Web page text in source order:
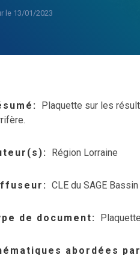
le 13/01/2023
Plaquette sur les
Région Lorraine
CLE du SAGE
de document
abordées